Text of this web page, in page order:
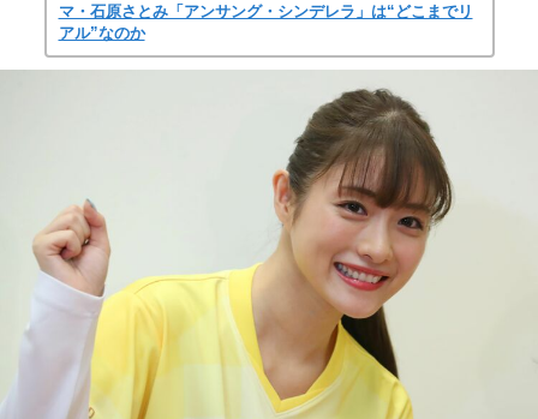
マ・石原さとみ「アンサング・シンデレラ」は“どこまでリ
アル”なのか